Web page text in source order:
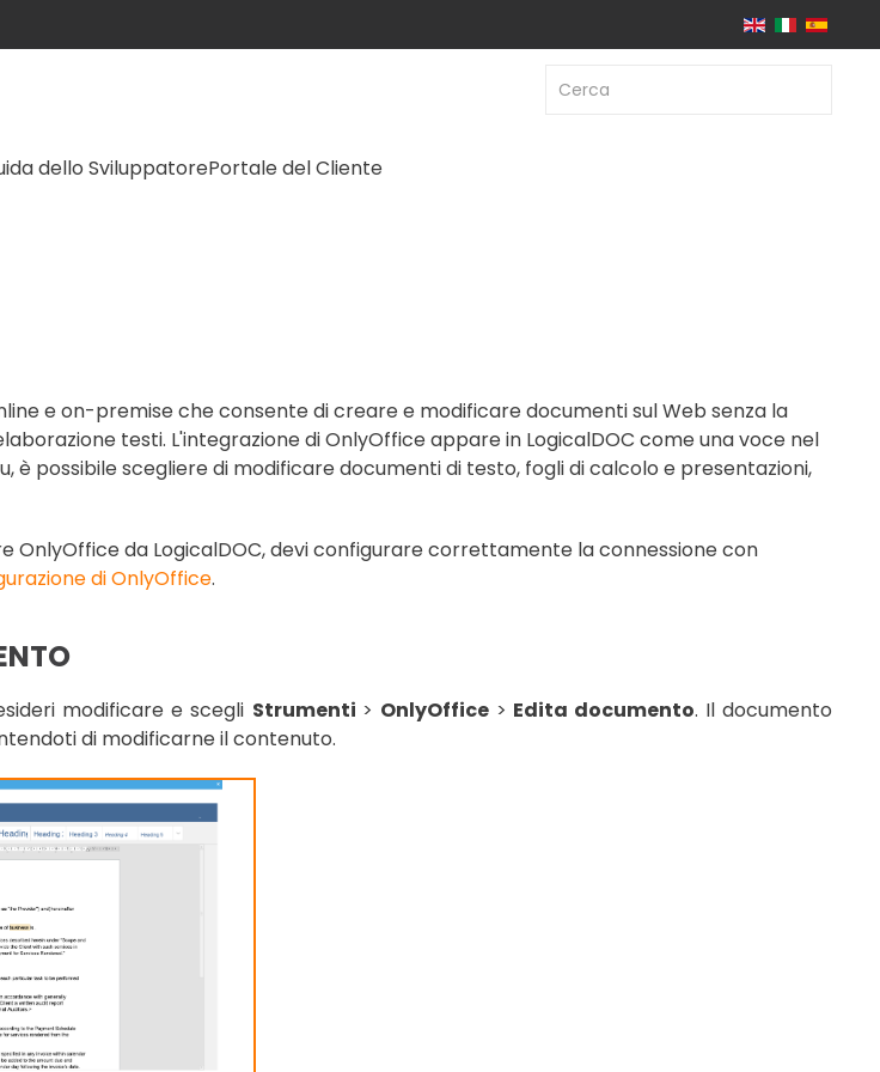
dello SviluppatorePortale del Cliente
e on-premise che consente di creare e modificare documenti sul Web senza la
testi. L'integrazione di OnlyOffice appare in LogicalDOC come una voce nel
è possibile scegliere di modificare documenti di testo, fogli di calcolo e presentazioni,
OnlyOffice da LogicalDOC, devi configurare correttamente la connessione con
di OnlyOffice.
modificare e scegli Strumenti > OnlyOffice> Edita documento. Il documento
di modificarne il contenuto.